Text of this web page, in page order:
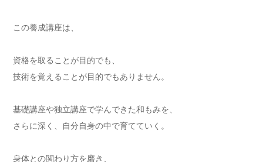
この養成講座は、
資格を取ることが目的でも、
技術を覚えることが目的でもありません。
基礎講座や独立講座で学んできた和もみを、
さらに深く、自分自身の中で育てていく。
身体との関わり方を磨き、